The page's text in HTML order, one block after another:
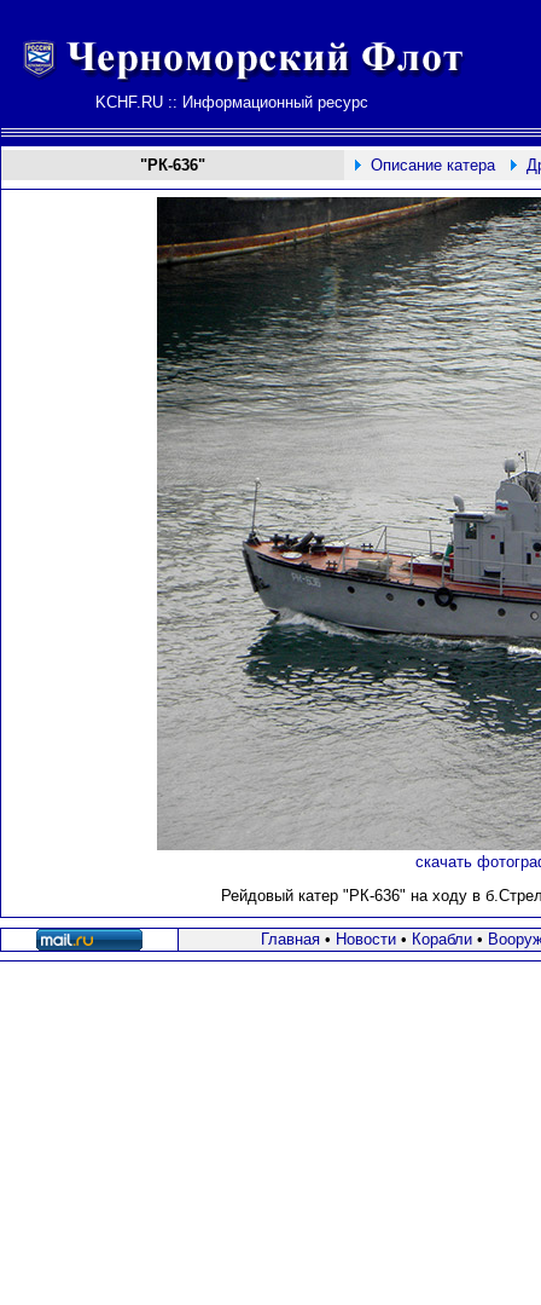
KCHF.RU :: Информационный ресурс
"РК-636" Описание катера
скачать
Рейдовый катер "РК-636" на ходу в
Главная• Новости• Корабли•